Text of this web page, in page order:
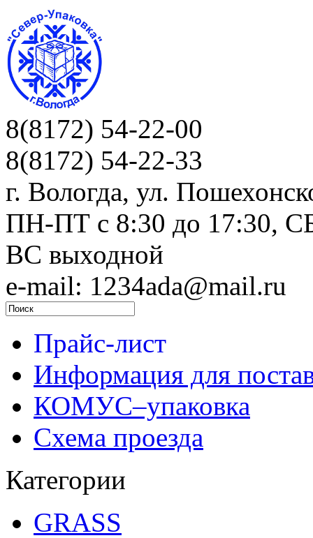
8(8172) 54-22-00
8(8172) 54-22-33
г. Вологда, ул.
ПН-ПТ c 8:30 до 17:30,
ВС выходной
e-mail: 1234ada@mail.ru
Прайс-лист
Информация для
КОМУС–упаковка
Схема проезда
Категории
GRASS